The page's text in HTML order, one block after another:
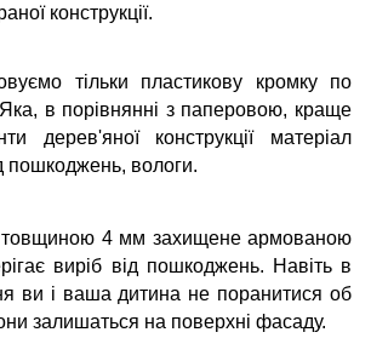
конструкції.
тільки пластикову кромку по
в порівнянні з паперовою, краще
дерев'яної конструкції матеріал
пошкоджень, вологи.
товщиною 4 мм захищене армованою
виріб від пошкоджень. Навіть в
ви і ваша дитина не поранитися об
залишаться на поверхні фасаду.